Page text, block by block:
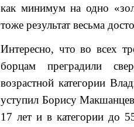
как минимум на одно
тоже результат весьма
Интересно, что во всех
борцам преградили
возрастной категории
уступил Борису
17 лет и в категории до